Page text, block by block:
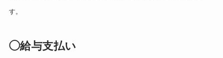
す。
◯給与支払い